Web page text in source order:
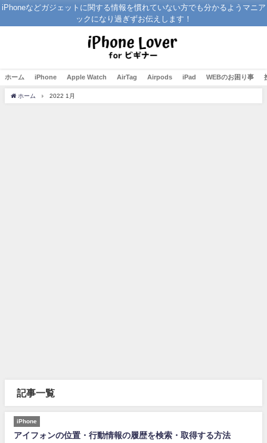
iPhoneなどガジェットに関する情報を慣れていない方でも分かるようマニア
ックになり過ぎずお伝えします！
ホーム iPhone Apple Watch AirTag Airpods iPad WEBのお困り事
ホーム 2022 1月
記事一覧
iPhone
アイフォンの位置・行動情報の履歴を検索・取得する方法